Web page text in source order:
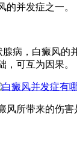
并发症之一。
，白癜风的
可互为因果。
所带来的伤害